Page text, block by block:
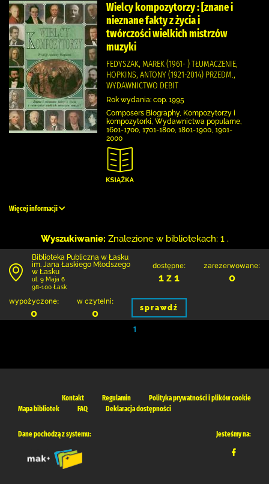
Wielcy kompozytorzy : [znane i
nieznane fakty z życia i
twórczości wielkich mistrzów
muzyki
FEDYSZAK, MAREK (1961- ) TŁUMACZENIE,
HOPKINS, ANTONY (1921-2014) PRZEDM.,
WYDAWNICTWO DEBIT
Rok wydania: cop. 1995
Composers Biography, Kompozytorzy i
kompozytorki, Wydawnictwa popularne,
1601-1700, 1701-1800, 1801-1900, 1901-
2000
Więcej informacji
Wyszukiwanie: Znalezione w bibliotekach: 1 .
Biblioteka Publiczna w Łasku
im. Jana Łaskiego Młodszego
w Łasku
ul. 9 Maja 6
98-100 Łask
dostępne:
1 z 1
zarezerwowane:
0
wypożyczone:
0
w czytelni:
0 sprawdź
1
Kontakt Regulamin
Polityka prywatności i plików cookie
Mapa bibliotek
FAQ Deklaracja dostępności
Dane pochodzą z systemu: Jesteśmy na: